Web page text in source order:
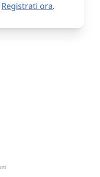
Registrati ora.